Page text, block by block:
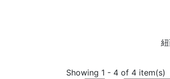
Showing 1 - 4 of 4 item(s)